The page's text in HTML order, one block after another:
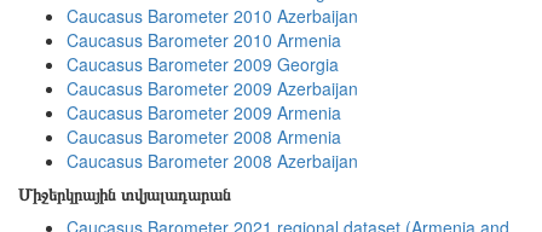
Caucasus Barometer 2010 Azerbaijan
Caucasus Barometer 2010 Armenia
Caucasus Barometer 2009 Georgia
Caucasus Barometer 2009 Azerbaijan
Caucasus Barometer 2009 Armenia
Caucasus Barometer 2008 Armenia
Caucasus Barometer 2008 Azerbaijan
Միջերկրային տվյալադարան
Caucasus Barometer 2021 regional dataset (Armenia and